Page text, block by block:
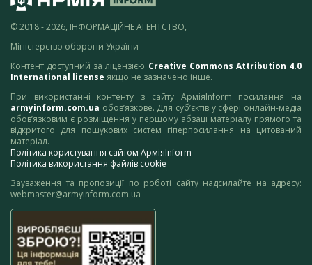
© 2018 - 2026, ІНФОРМАЦІЙНЕ АГЕНТСТВО,
Міністерство оборони України
Контент доступний за ліцензією Creative Commons Attribution 4.0
International license якщо не зазначено інше.
При використанні контенту з сайту АрміяInform посилання на
armyinform.com.ua обов’язкове. Для суб’єктів у сфері онлайн-медіа
обов’язковим є розміщення у першому абзаці матеріалу прямого та
відкритого для пошукових систем гіперпосилання на цитований
матеріал.
Політика користування сайтом АрміяInform
Політика використання файлів cookie
Зауваження та пропозиції по роботі сайту надсилайте на адресу:
webmaster@armyinform.com.ua